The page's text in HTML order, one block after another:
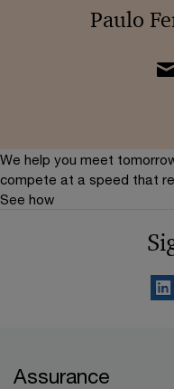
Paulo
We help you meet
compete at a speed that
See how
Assurance